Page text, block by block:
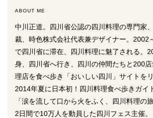
ABOUT ME
中川正道。四川省公認の四川料理の専門家
裁、時色株式会社代表兼デザイナー。2002
で四川省に滞在、四川料理に魅了される。
身、四川省へ行き、四川の仲間たちと200
理店を食べ歩き「おいしい四川」サイトをリ
2014年夏に日本初！四川料理食べ歩きガイ
「涙を流して口から火をふく、四川料理の
2日間で10万人を動員した四川フェス主催